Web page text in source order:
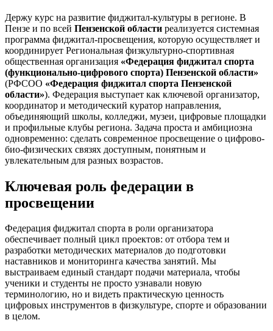
Держу курс на развитие фиджитал-культуры в регионе. В
Пензе и по всей Пензенской области реализуется системная
программа фиджитал-просвещения, которую осуществляет и
координирует Региональная физкультурно-спортивная
общественная организация «Федерация фиджитал спорта
(функционально‑цифрового спорта) Пензенской области»
(РФСОО «Федерация фиджитал спорта Пензенской
области»). Федерация выступает как ключевой организатор,
координатор и методический куратор направления,
объединяющий школы, колледжи, музеи, цифровые площадки
и профильные клубы региона. Задача проста и амбициозна
одновременно: сделать современное просвещение о цифрово-
био-физических связях доступным, понятным и
увлекательным для разных возрастов.
Ключевая роль федерации в
просвещении
Федерация фиджитал спорта в роли организатора
обеспечивает полный цикл проектов: от отбора тем и
разработки методических материалов до подготовки
наставников и мониторинга качества занятий. Мы
выстраиваем единый стандарт подачи материала, чтобы
ученики и студенты не просто узнавали новую
терминологию, но и видеть практическую ценность
цифровых инструментов в физкультуре, спорте и образовании
в целом.